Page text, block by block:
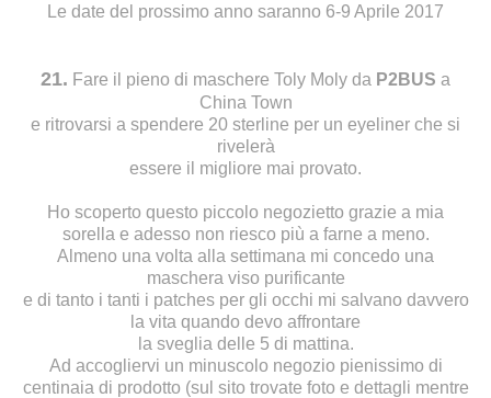
Le date del prossimo anno saranno 6-9 Aprile 2017
21. Fare il pieno di maschere Toly Moly da P2BUS a
China Town
e ritrovarsi a spendere 20 sterline per un eyeliner che si
rivelerà
essere il migliore mai provato.
Ho scoperto questo piccolo negozietto grazie a mia
sorella e adesso non riesco più a farne a meno.
Almeno una volta alla settimana mi concedo una
maschera viso purificante
e di tanto i tanti i patches per gli occhi mi salvano davvero
la vita quando devo affrontare
la sveglia delle 5 di mattina.
Ad accogliervi un minuscolo negozio pienissimo di
centinaia di prodotto (sul sito trovate foto e dettagli mentre